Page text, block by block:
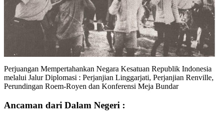
Perjuangan Mempertahankan Negara Kesatuan Republik Indonesia
melalui Jalur Diplomasi : Perjanjian Linggarjati, Perjanjian Renville,
Perundingan Roem-Royen dan Konferensi Meja Bundar
Ancaman dari Dalam Negeri :